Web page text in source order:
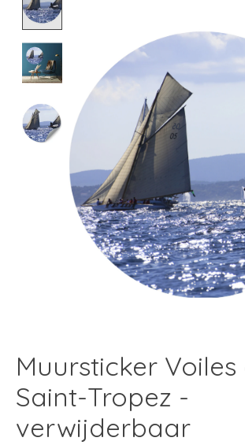
Muursticker Voiles
Saint-Tropez -
verwijderbaar